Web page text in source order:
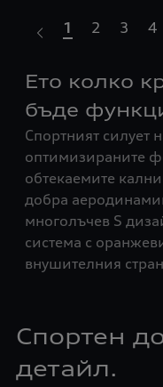
Ето колко
бъде
Спортният силует
оптимизираните
обтекаемите
добра
многолъчев S
система с
внушителния
1 2 3 4
Спортен
детайл.